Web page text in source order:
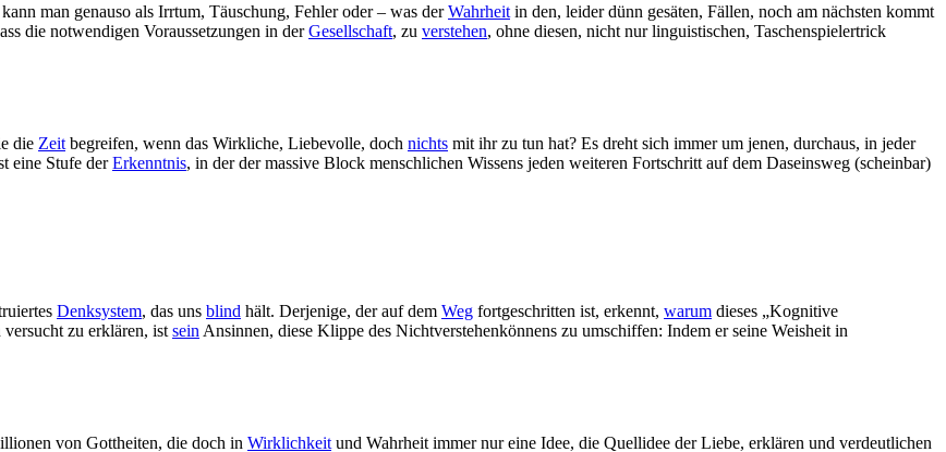
kann man genauso als Irrtum, Täuschung, Fehler oder – was derWahrheit in den, leider dünn gesäten, Fällen, noch am nächsten kommt
die notwendigen Voraussetzungen in derGesellschaft, zu verstehen, ohne diesen, nicht nur linguistischen, Taschenspielertrick
die Zeit begreifen, wenn das Wirkliche, Liebevolle, doch nichts mit ihr zu tun hat? Es dreht sich immer um jenen, durchaus, in jeder
eine Stufe derErkenntnis, in der der massive Block menschlichen Wissens jeden weiteren Fortschritt auf dem Daseinsweg (scheinbar)
Denksystem, das uns blind hält. Derjenige, der auf dem Weg fortgeschritten ist, erkennt, warum dieses „Kognitive
zu erklären, istseinAnsinnen, diese Klippe des Nichtverstehenkönnens zu umschiffen: Indem er seine Weisheit in
von Gottheiten, die doch in Wirklichkeit und Wahrheit immer nur eine Idee, die Quellidee der Liebe, erklären und verdeutlichen